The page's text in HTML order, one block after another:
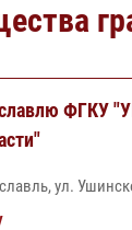
ФГКУ
ул.